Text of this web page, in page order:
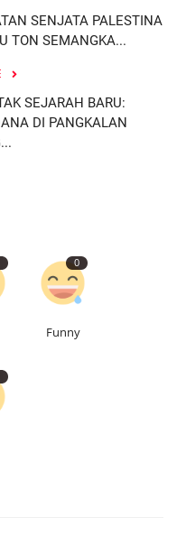
SENJATA PALESTINA
TON SEMANGKA...
SEJARAH BARU:
DI PANGKALAN
0
Funny